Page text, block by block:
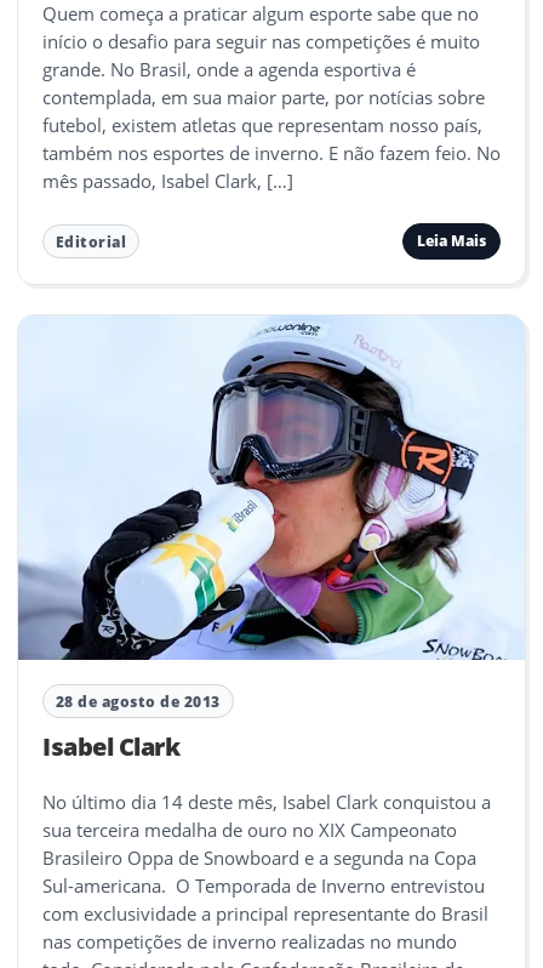
Quem começa a praticar algum esporte sabe que no
início o desafio para seguir nas competições é muito
grande. No Brasil, onde a agenda esportiva é
contemplada, em sua maior parte, por notícias sobre
futebol, existem atletas que representam nosso país,
também nos esportes de inverno. E não fazem feio. No
mês passado, Isabel Clark, […]
Editorial Leia Mais
28 de agosto de 2013
Isabel Clark
No último dia 14 deste mês, Isabel Clark conquistou a
sua terceira medalha de ouro no XIX Campeonato
Brasileiro Oppa de Snowboard e a segunda na Copa
Sul-americana. O Temporada de Inverno entrevistou
com exclusividade a principal representante do Brasil
nas competições de inverno realizadas no mundo